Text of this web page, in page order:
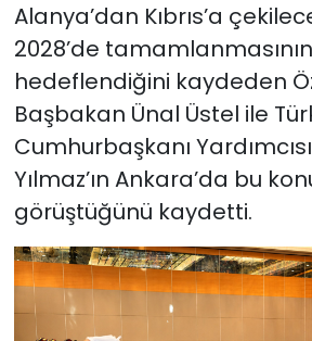
Alanya’dan Kıbrıs’a
2028’de tamamlanmasının
hedeflendiğini kaydeden
Başbakan Ünal Üstel ile
Cumhurbaşkanı
Yılmaz’ın Ankara’da bu
görüştüğünü kaydetti.